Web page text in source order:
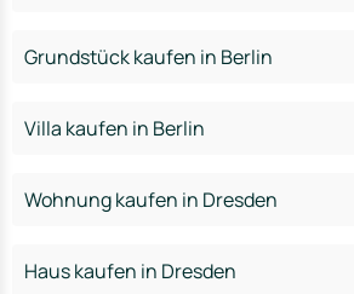
Grundstück kaufen in Berlin
Villa kaufen in Berlin
Wohnung kaufen in Dresden
Haus kaufen in Dresden